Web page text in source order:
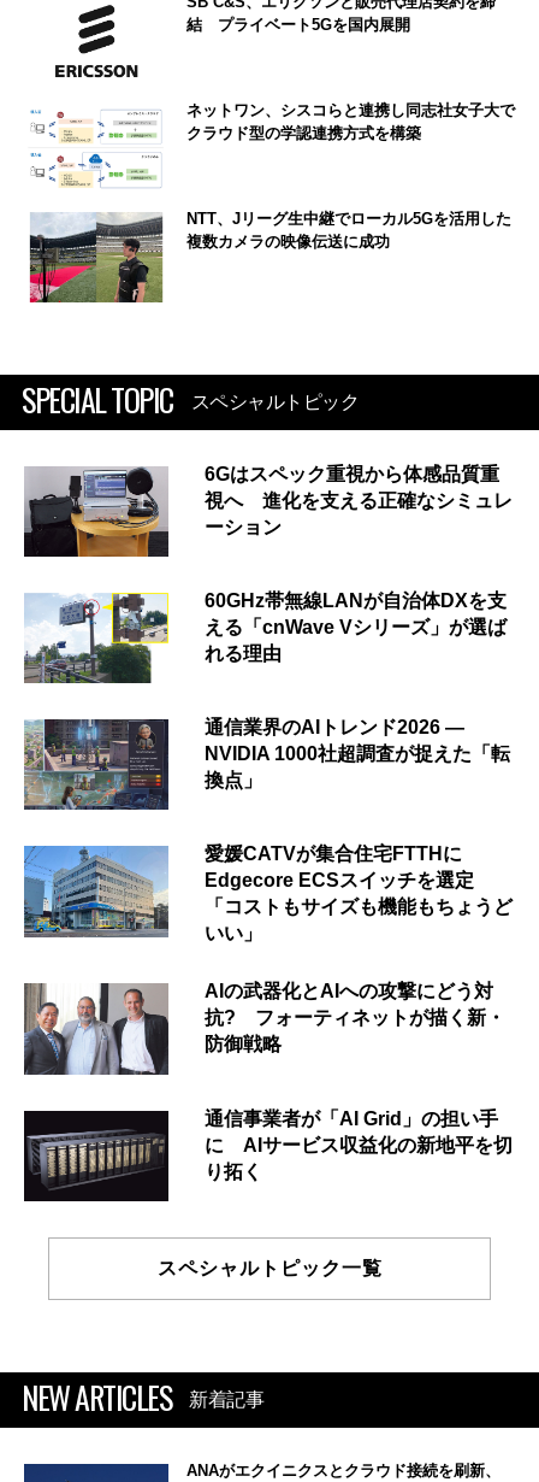
結 プライベート5Gを国内展開
ネットワン、シスコらと連携し同志社女子大で
クラウド型の学認連携方式を構築
NTT、Jリーグ生中継でローカル5Gを活用した
複数カメラの映像伝送に成功
SPECIAL TOPIC スペシャルトピック
6Gはスペック重視から体感品質重
視へ 進化を支える正確なシミュレ
ーション
60GHz帯無線LANが自治体DXを支
える「cnWave Vシリーズ」が選ば
れる理由
通信業界のAIトレンド2026 ―
NVIDIA 1000社超調査が捉えた「転
換点」
愛媛CATVが集合住宅FTTHに
Edgecore ECSスイッチを選定
「コストもサイズも機能もちょうど
いい」
AIの武器化とAIへの攻撃にどう対
抗? フォーティネットが描く新・
防御戦略
通信事業者が「AI Grid」の担い手
に AIサービス収益化の新地平を切
り拓く
スペシャルトピック一覧
NEW ARTICLES 新着記事
ANAがエクイニクスとクラウド接続を刷新、